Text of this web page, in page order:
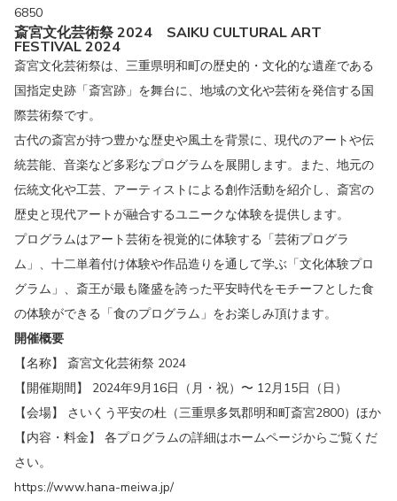
6850
斎宮文化芸術祭 2024 SAIKU CULTURAL ART
FESTIVAL 2024
斎宮文化芸術祭は、三重県明和町の歴史的・文化的な遺産である
国指定史跡「斎宮跡」を舞台に、地域の文化や芸術を発信する国
際芸術祭です。
古代の斎宮が持つ豊かな歴史や風土を背景に、現代のアートや伝
統芸能、音楽など多彩なプログラムを展開します。また、地元の
伝統文化や工芸、アーティストによる創作活動を紹介し、斎宮の
歴史と現代アートが融合するユニークな体験を提供します。
プログラムはアート芸術を視覚的に体験する「芸術プログラ
ム」、十二単着付け体験や作品造りを通して学ぶ「文化体験プロ
グラム」、斎王が最も隆盛を誇った平安時代をモチーフとした食
の体験ができる「食のプログラム」をお楽しみ頂けます。
開催概要
【名称】 斎宮文化芸術祭 2024
【開催期間】 2024年9月16日（月・祝）〜 12月15日（日）
【会場】 さいくう平安の杜（三重県多気郡明和町斎宮2800）ほか
【内容・料金】 各プログラムの詳細はホームページからご覧くだ
さい。
https://www.hana-meiwa.jp/